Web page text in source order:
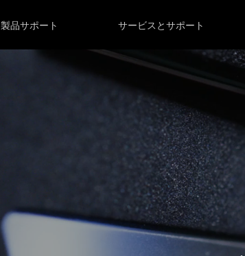
製品サポート サービスとサポート